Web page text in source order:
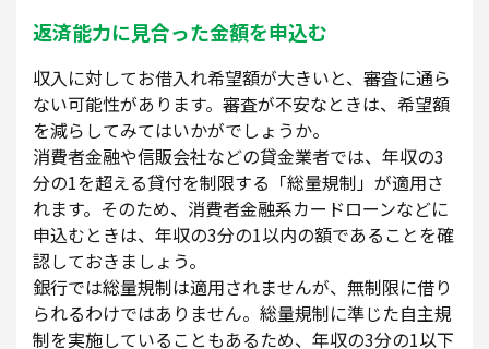
返済能力に見合った金額を申込む
収入に対してお借入れ希望額が大きいと、審査に通ら
ない可能性があります。審査が不安なときは、希望額
を減らしてみてはいかがでしょうか。
消費者金融や信販会社などの貸金業者では、年収の3
分の1を超える貸付を制限する「総量規制」が適用さ
れます。そのため、消費者金融系カードローンなどに
申込むときは、年収の3分の1以内の額であることを確
認しておきましょう。
銀行では総量規制は適用されませんが、無制限に借り
られるわけではありません。総量規制に準じた自主規
制を実施していることもあるため、年収の3分の1以下